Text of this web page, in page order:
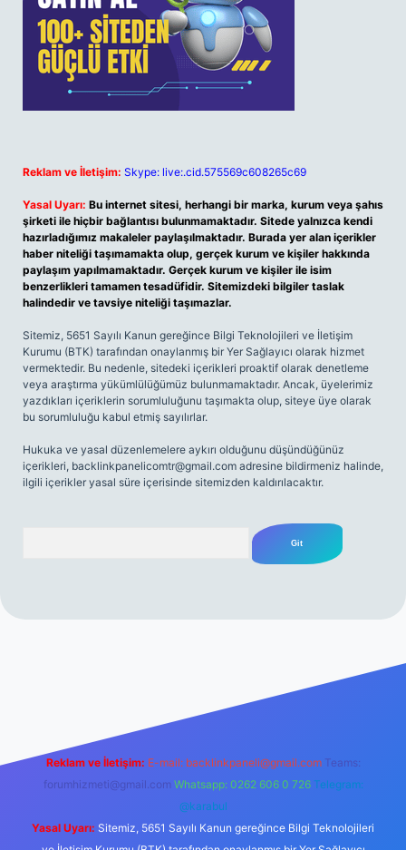
Reklam ve İletişim: Skype: live:.cid.575569c608265c69
Yasal Uyarı: Bu internet sitesi, herhangi bir marka, kurum veya şahıs
şirketi ile hiçbir bağlantısı bulunmamaktadır. Sitede yalnızca kendi
hazırladığımız makaleler paylaşılmaktadır. Burada yer alan içerikler
haber niteliği taşımamakta olup, gerçek kurum ve kişiler hakkında
paylaşım yapılmamaktadır. Gerçek kurum ve kişiler ile isim
benzerlikleri tamamen tesadüfidir. Sitemizdeki bilgiler taslak
halindedir ve tavsiye niteliği taşımazlar.
Sitemiz, 5651 Sayılı Kanun gereğince Bilgi Teknolojileri ve İletişim
Kurumu (BTK) tarafından onaylanmış bir Yer Sağlayıcı olarak hizmet
vermektedir. Bu nedenle, sitedeki içerikleri proaktif olarak denetleme
veya araştırma yükümlülüğümüz bulunmamaktadır. Ancak, üyelerimiz
yazdıkları içeriklerin sorumluluğunu taşımakta olup, siteye üye olarak
bu sorumluluğu kabul etmiş sayılırlar.
Hukuka ve yasal düzenlemelere aykırı olduğunu düşündüğünüz
içerikleri, backlinkpanelicomtr@gmail.com adresine bildirmeniz halinde,
ilgili içerikler yasal süre içerisinde sitemizden kaldırılacaktır.
Reklam ve İletişim: E-mail: backlinkpaneli@gmail.com Teams:
forumhizmeti@gmail.com Whatsapp: 0262 606 0 726 Telegram:
@karabul
Yasal Uyarı: Sitemiz, 5651 Sayılı Kanun gereğince Bilgi Teknolojileri